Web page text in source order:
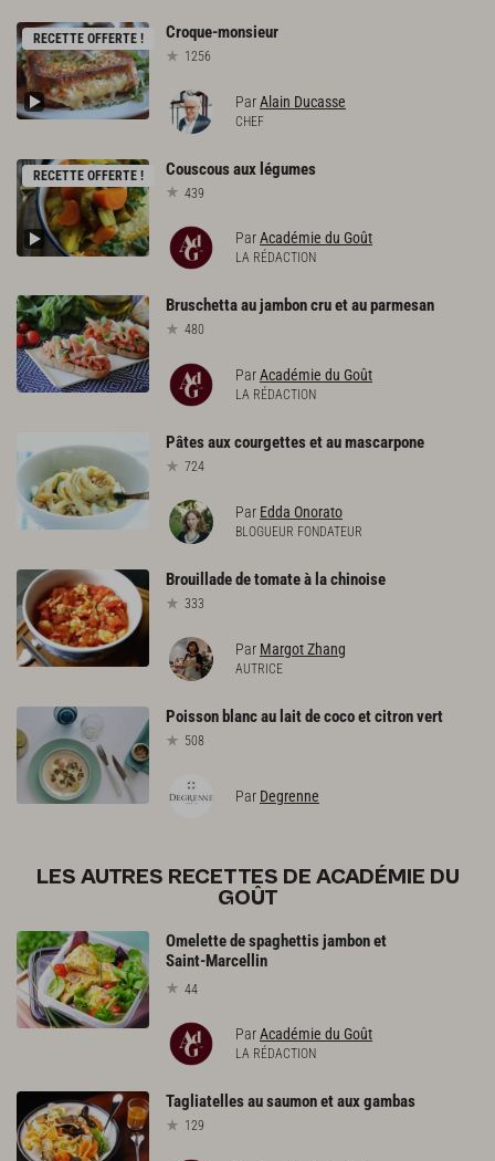
RECETTE OFFERTE ! Croque-monsieur
1256
ParAlain Ducasse
CHEF
RECETTE OFFERTE ! Couscousaux légumes
439
ParAcadémie du Goût
LA RÉDACTION
Bruschettaaujamboncruetauparmesan
480
ParAcadémie du Goût
LA RÉDACTION
Pâtesauxcourgettesetaumascarpone
724
Par Edda Onorato
BLOGUEUR FONDATEUR
Brouilladedetomateà lachinoise
333
Par Margot Zhang
AUTRICE
Poisson blancau laitdecocoetcitronvert
508
Par Degrenne
LES AUTRES RECETTES DE ACADÉMIE DU
GOÛT
Omelette de spaghettis jambon et
Saint-Marcellin
44
ParAcadémie du Goût
LA RÉDACTION
Tagliatellesausaumonetauxgambas
129